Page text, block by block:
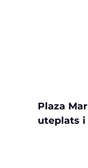
Plaza
uteplats i